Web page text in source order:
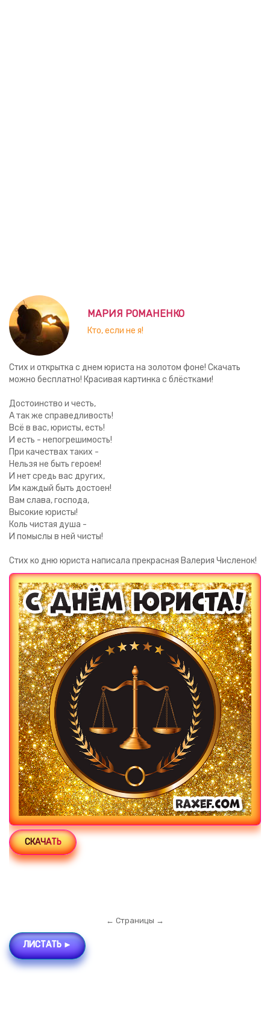
МАРИЯ РОМАНЕНКО
Кто, если не я!
Стих и открытка с днем юриста на золотом фоне! Скачать
можно бесплатно! Красивая картинка с блёстками!
Достоинство и честь,
А так же справедливость!
Всё в вас, юристы, есть!
И есть - непогрешимость!
При качествах таких -
Нельзя не быть героем!
И нет средь вас других,
Им каждый быть достоен!
Вам слава, господа,
Высокие юристы!
Коль чистая душа -
И помыслы в ней чисты!
Стих ко дню юриста написала прекрасная Валерия Численок!
Загрузка картинки...
СКАЧАТЬ
← Страницы →
ЛИСТАТЬ ►